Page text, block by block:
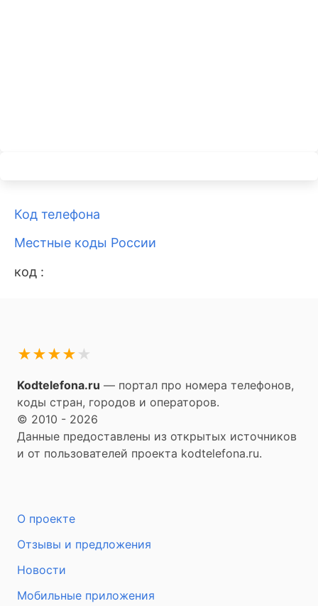
Код телефона
Местные коды России
код :
★
★
★
★
★
Kodtelefona.ru — портал про номера телефонов,
коды стран, городов и операторов.
© 2010 - 2026
Данные предоставлены из открытых источников
и от пользователей проекта kodtelefona.ru.
О проекте
Отзывы и предложения
Новости
Мобильные приложения